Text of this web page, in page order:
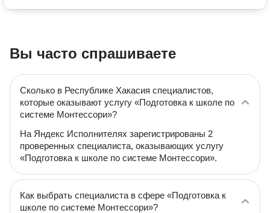
Вы часто спрашиваете
Сколько в Республике Хакасия специалистов,
которые оказывают услугу «Подготовка к школе по
системе Монтессори»?
На Яндекс Исполнителях зарегистрированы 2
проверенных специалиста, оказывающих услугу
«Подготовка к школе по системе Монтессори».
Как выбрать специалиста в сфере «Подготовка к
школе по системе Монтессори»?